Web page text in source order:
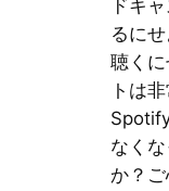
ドキ
るに
聴く
トは
なく
か？